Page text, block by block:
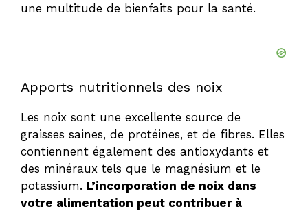
une multitude de bienfaits pour la santé.
Apports nutritionnels des noix
Les noix sont une excellente source de
graisses saines, de protéines, et de fibres. Elles
contiennent également des antioxydants et
des minéraux tels que le magnésium et le
potassium. L’incorporation de noix dans
votre alimentation peut contribuer à